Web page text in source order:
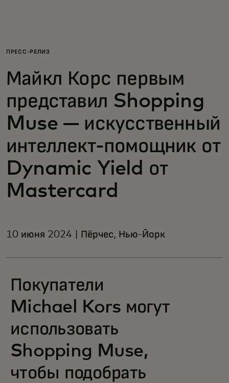
Для бизнеса
Для всего мира
Для новаторов
Новости и тренды
ПРЕСС-РЕЛИЗ
Майкл Корс первым
представил Shopping
Muse — искусственный
интеллект-помощник от
Dynamic Yield от
Mastercard
10 июня 2024 | Пёрчес, Нью-Йорк
Покупатели
Michael Kors могут
использовать
Shopping Muse,
чтобы подобрать